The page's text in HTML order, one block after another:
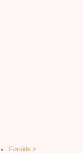
Forside >